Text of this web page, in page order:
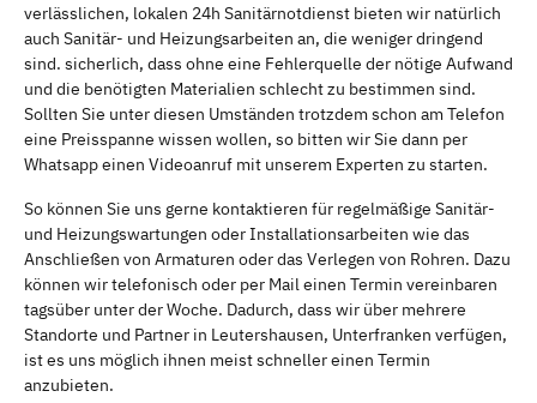
verlässlichen, lokalen 24h Sanitärnotdienst bieten wir natürlich
auch Sanitär- und Heizungsarbeiten an, die weniger dringend
sind. sicherlich, dass ohne eine Fehlerquelle der nötige Aufwand
und die benötigten Materialien schlecht zu bestimmen sind.
Sollten Sie unter diesen Umständen trotzdem schon am Telefon
eine Preisspanne wissen wollen, so bitten wir Sie dann per
Whatsapp einen Videoanruf mit unserem Experten zu starten.
So können Sie uns gerne kontaktieren für regelmäßige Sanitär-
und Heizungswartungen oder Installationsarbeiten wie das
Anschließen von Armaturen oder das Verlegen von Rohren. Dazu
können wir telefonisch oder per Mail einen Termin vereinbaren
tagsüber unter der Woche. Dadurch, dass wir über mehrere
Standorte und Partner in Leutershausen, Unterfranken verfügen,
ist es uns möglich ihnen meist schneller einen Termin
anzubieten.